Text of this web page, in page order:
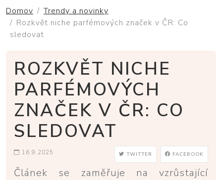
Domov
Trendy a novinky
Rozkvět niche parfémových značek v ČR: Co
sledovat
ROZKVĚT NICHE
PARFÉMOVÝCH
ZNAČEK V ČR: CO
SLEDOVAT
16.9.2025 TWITTER FACEBOOK
Článek se zaměřuje na vzrůstající